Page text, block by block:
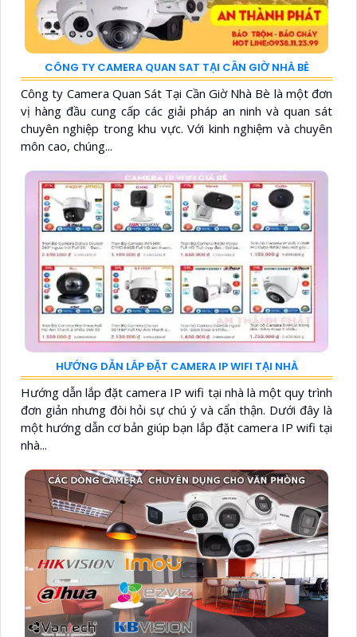
CÔNG TY CAMERA QUAN SAT TẠI CẦN GIỜ NHÀ BÈ
Công ty Camera Quan Sát Tại Cần Giờ Nhà Bè là một đơn
vị hàng đầu cung cấp các giải pháp an ninh và quan sát
chuyên nghiệp trong khu vực. Với kinh nghiệm và chuyên
môn cao, chúng...
HƯỚNG DẪN LẮP ĐẶT CAMERA IP WIFI TẠI NHÀ
Hướng dẫn lắp đặt camera IP wifi tại nhà là một quy trình
đơn giản nhưng đòi hỏi sự chú ý và cẩn thận. Dưới đây là
một hướng dẫn cơ bản giúp bạn lắp đặt camera IP wifi tại
nhà...